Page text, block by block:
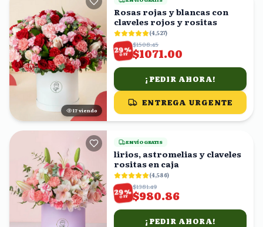
16 viendo
Rosas rojas y blancas con
claveles rojos y rositas
(4,527)
29%
OFF
$1508.45
$1071.00
¡PEDIR AHORA!
ENTREGA URGENTE
ENVÍO GRATIS
lirios, astromelias y claveles
rositas en caja
(4,586)
29%
OFF
$1381.49
$980.86
¡PEDIR AHORA!